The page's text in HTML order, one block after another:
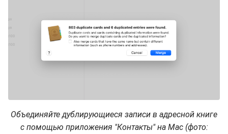
Объединяйте дублирующиеся записи в адресной книге
с помощью приложения "Контакты" на Mac (фото: